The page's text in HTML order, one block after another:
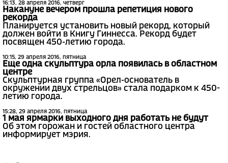
16:13, 28 апреля 2016, четверг
Накануне вечером прошла репетиция нового
рекорда
Планируется установить новый рекорд, который
должен войти в Книгу Гиннесса. Рекорд будет
посвящен 450-летию города.
10:15, 29 апреля 2016, пятница
Еще одна скульптура орла появилась в областном
центре
Скульптурная группа «Орел-основатель в
окружении двух стрельцов» стала подарком к 450-
летию города.
15:28, 29 апреля 2016, пятница
1 мая ярмарки выходного дня работать не будут
Об этом горожан и гостей областного центра
информирует мэрия.